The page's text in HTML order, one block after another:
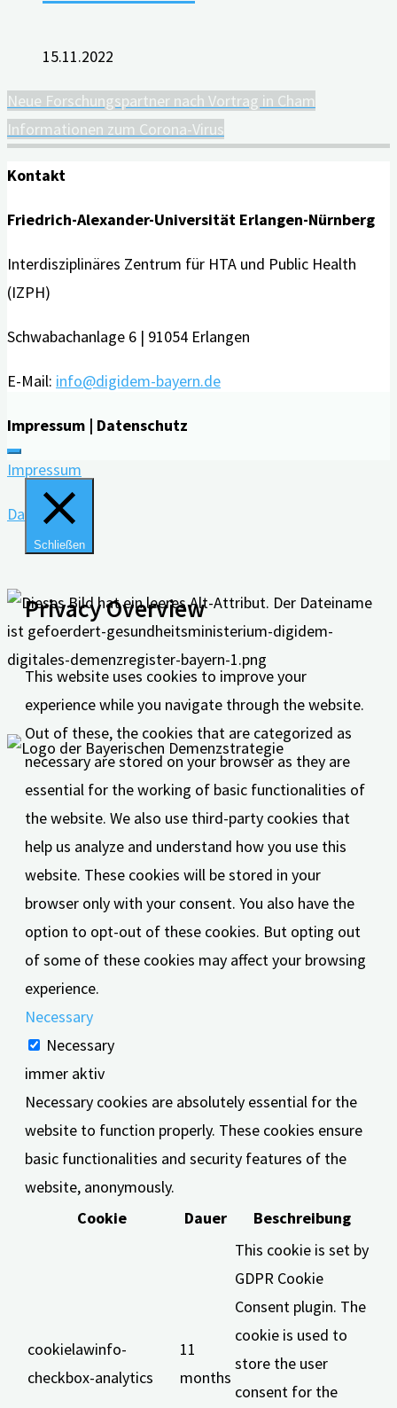
15.11.2022
Neue Forschungspartner nach Vortrag in Cham
Informationen zum Corona-Virus
Kontakt
Friedrich-Alexander-Universität Erlangen-Nürnberg
Interdisziplinäres Zentrum für HTA und Public Health
(IZPH)
Schwabachanlage 6 | 91054 Erlangen
E-Mail: info@digidem-bayern.de
Impressum | Datenschutz
Impressum
Datenschutz
Schließen
Privacy Overview
This website uses cookies to improve your
experience while you navigate through the website.
Out of these, the cookies that are categorized as
necessary are stored on your browser as they are
essential for the working of basic functionalities of
the website. We also use third-party cookies that
help us analyze and understand how you use this
website. These cookies will be stored in your
browser only with your consent. You also have the
option to opt-out of these cookies. But opting out
of some of these cookies may affect your browsing
experience.
Necessary
Necessary
immer aktiv
Necessary cookies are absolutely essential for the
website to function properly. These cookies ensure
basic functionalities and security features of the
website, anonymously.
Cookie
Dauer Beschreibung
cookielawinfo-
checkbox-analytics
11
months
This cookie is set by
GDPR Cookie
Consent plugin. The
cookie is used to
store the user
consent for the